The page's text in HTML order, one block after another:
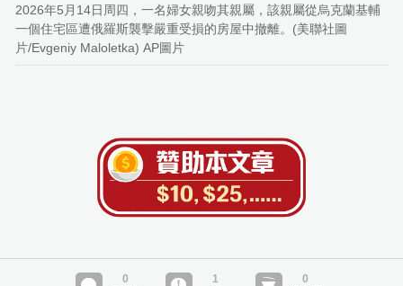
2026年5月14日周四，一名婦女親吻其親屬，該親屬從烏克蘭基輔
一個住宅區遭俄羅斯襲擊嚴重受損的房屋中撤離。(美聯社圖
片/Evgeniy Maloletka) AP圖片